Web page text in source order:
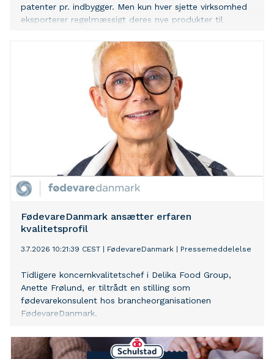
patenter pr. indbygger. Men kun hver sjette virksomhed
eksporterer regelmæssigt deres nye produkter til
at branchens udvikling mod produktion og eksport i
større skala til de europæiske nærmarkeder især skal
vindes hos forbrugerne, i detailledet og indenfor
FødevareDanmark ansætter erfaren
kvalitetsprofil
3.7.2026 10:21:39 CEST FødevareDanmark Pressemeddelelse
Tidligere koncernkvalitetschef i Delika Food Group,
Anette Frølund, er tiltrådt en stilling som
fødevarekonsulent hos brancheorganisationen
FødevareDanmark.